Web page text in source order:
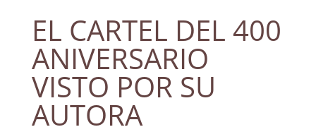
EL CARTEL DEL 400
ANIVERSARIO
VISTO POR SU
AUTORA